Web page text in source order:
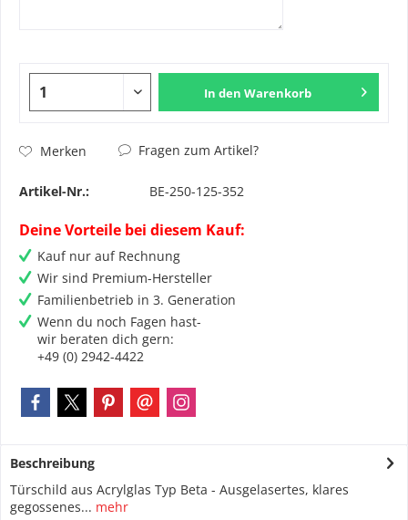
In den Warenkorb
Merken Fragen zum Artikel?
Artikel-Nr.: BE-250-125-352
Deine Vorteile bei diesem Kauf:
Kauf nur auf Rechnung
Wir sind Premium-Hersteller
Familienbetrieb in 3. Generation
Wenn du noch Fagen hast-
wir beraten dich gern:
+49 (0) 2942-4422
Beschreibung
Türschild aus Acrylglas Typ Beta - Ausgelasertes, klares
gegossenes... mehr